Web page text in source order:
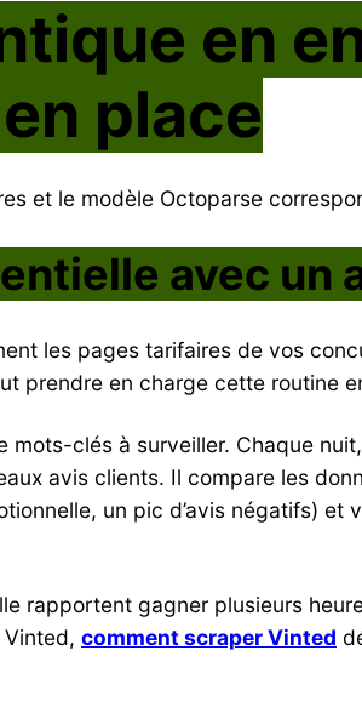
en
place
et le modèle Octoparse
avec un
les pages tarifaires de vos
prendre en charge cette routine
clés à surveiller. Chaque
avis clients. Il compare les
un pic d’avis négatifs)
rapportent gagner plusieurs
comment scraper Vinted